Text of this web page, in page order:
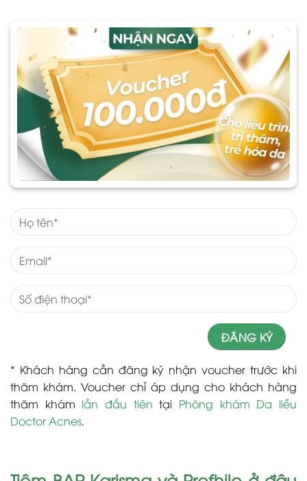
* Khách hàng cần đăng ký nhận voucher trước khi
thăm khám. Voucher chỉ áp dụng cho khách hàng
thăm khám lần đầu tiên tại Phòng khám Da liễu
Doctor Acnes.